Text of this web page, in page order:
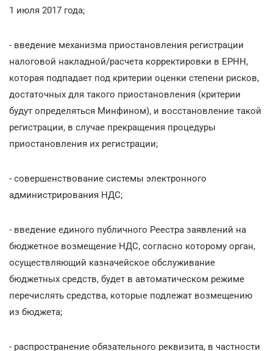
1 июля 2017 года;
- введение механизма приостановления регистрации
налоговой накладной/расчета корректировки в ЕРНН,
которая подпадает под критерии оценки степени рисков,
достаточных для такого приостановления (критерии
будут определяться Минфином), и восстановление такой
регистрации, в случае прекращения процедуры
приостановления их регистрации;
- совершенствование системы электронного
администрирования НДС;
- введение единого публичного Реестра заявлений на
бюджетное возмещение НДС, согласно которому орган,
осуществляющий казначейское обслуживание
бюджетных средств, будет в автоматическом режиме
перечислять средства, которые подлежат возмещению
из бюджета;
- распространение обязательного реквизита, в частности